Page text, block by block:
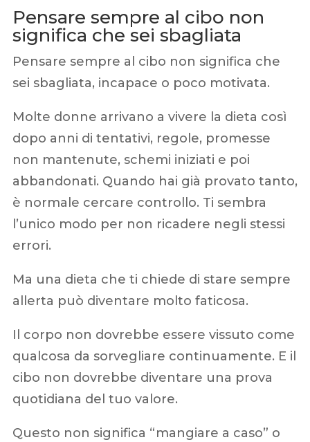
Pensare sempre al cibo non
significa che sei sbagliata
Pensare sempre al cibo non significa che
sei sbagliata, incapace o poco motivata.
Molte donne arrivano a vivere la dieta così
dopo anni di tentativi, regole, promesse
non mantenute, schemi iniziati e poi
abbandonati. Quando hai già provato tanto,
è normale cercare controllo. Ti sembra
l’unico modo per non ricadere negli stessi
errori.
Ma una dieta che ti chiede di stare sempre
allerta può diventare molto faticosa.
Il corpo non dovrebbe essere vissuto come
qualcosa da sorvegliare continuamente. E il
cibo non dovrebbe diventare una prova
quotidiana del tuo valore.
Questo non significa “mangiare a caso” o